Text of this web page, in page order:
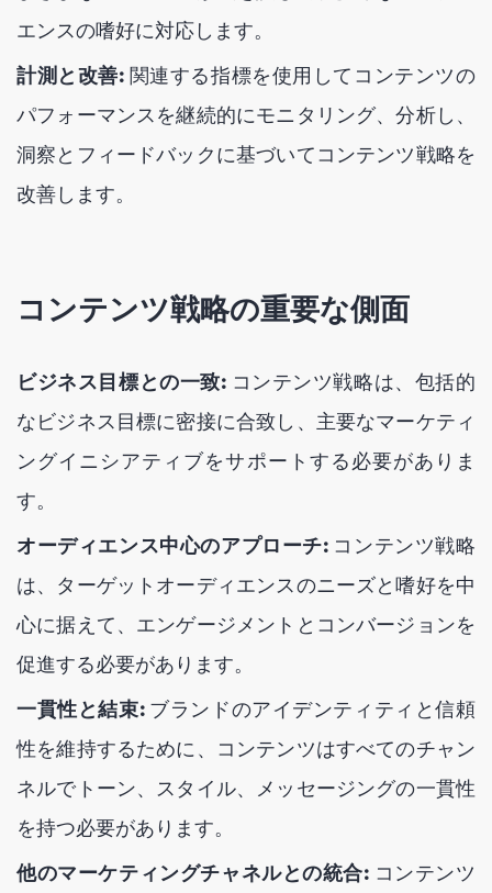
エンスの嗜好に対応します。
計測と改善:関連する指標を使用してコンテンツの
パフォーマンスを継続的にモニタリング、分析し、
洞察とフィードバックに基づいてコンテンツ戦略を
改善します。
コンテンツ戦略の重要な側面
ビジネス目標との一致:コンテンツ戦略は、包括的
なビジネス目標に密接に合致し、主要なマーケティ
ングイニシアティブをサポートする必要がありま
す。
オーディエンス中心のアプローチ:コンテンツ戦略
は、ターゲットオーディエンスのニーズと嗜好を中
心に据えて、エンゲージメントとコンバージョンを
促進する必要があります。
一貫性と結束:ブランドのアイデンティティと信頼
性を維持するために、コンテンツはすべてのチャン
ネルでトーン、スタイル、メッセージングの一貫性
を持つ必要があります。
他のマーケティングチャネルとの統合: コンテンツ